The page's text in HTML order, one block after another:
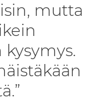
mutta
kysymys.